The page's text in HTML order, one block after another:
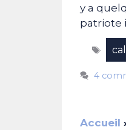
y a
patriote
4
Accueil